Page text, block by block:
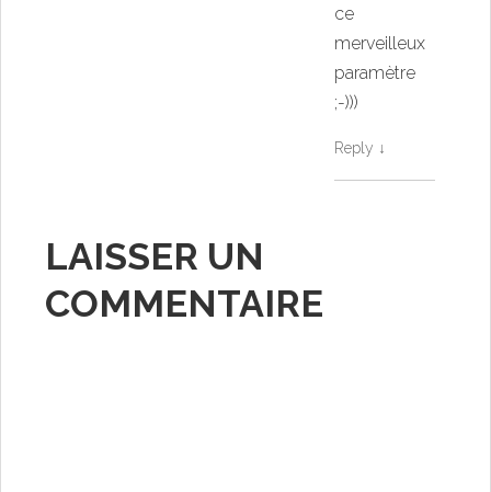
ce
merveilleux
paramètre
;-)))
Reply ↓
LAISSER UN
COMMENTAIRE